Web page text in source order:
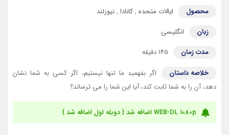
محصول
ایالات متحده ,کانادا ,نیوزلند
زبان
انگلیسی
مدت زمان
145 دقیقه
خلاصه داستان
اگر بفهمید ما تنها نیستیم، اگر کسی به شما نشان
دهد، آن را به شما ثابت کند، آیا این شما را می ترساند؟
WEB-DL 1080p اضافه شد { دوبله اول اضافه شد }